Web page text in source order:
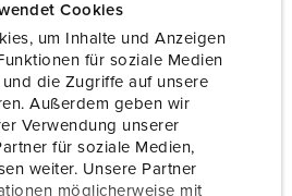
Cookies
um Inhalte und Anzeigen
für soziale Medien
die Zugriffe auf unsere
Außerdem geben wir
Verwendung unserer
für soziale Medien,
weiter. Unsere Partner
möglicherweise mit
1 h
Screw terminals
standard
IP44